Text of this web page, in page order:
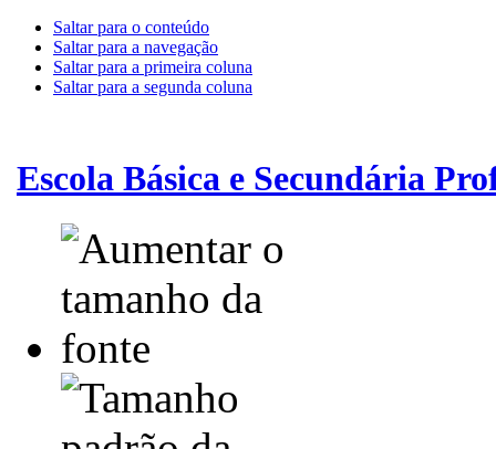
Saltar para o conteúdo
Saltar para a navegação
Saltar para a primeira coluna
Saltar para a segunda coluna
Escola Básica e Secundária